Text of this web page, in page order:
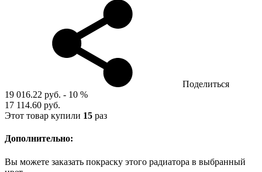
Поделиться
19 016.22 руб. - 10 %
17 114.60 руб.
Этот товар купили 15 раз
Дополнительно:
Вы можете заказать покраску этого радиатора в выбранный